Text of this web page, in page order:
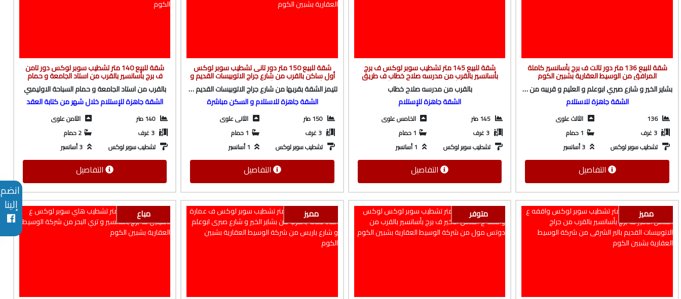
انضم
إلينا
شقة للبيع 136 متر دور تالت ف برج بأسانسير كاملة
المرافق من الوسيط العقارية بشبين الكوم
بشاير الخير و شارع صبري ابوعلم و العثيم و قريبه من شارع باريس
الشقة جاهزة للاستلام
136
الثالث علوى
3 غرف
1 حمام
تشطيب سوبر لوكس
3 أسانسير
التفاصيل
شقة للبيع 145 متر تشطيب سوبر لوكس ف برج
بأسانسير بالقرب من مدرسه صلاح خطاب ف طريق
ميت خاقان من شركة الوسيط العقارية بشبين الكوم
بالقرب من مدرسه صلاح خطاب
الشقة جاهزة للإستلام
145 متر
الخامس علوى
1 حمام
تشطيب سوبر لوكس
التفاصيل
شقة للبيع 150 متر دور تانى تشطيب سوبر لوكس
أول ساكن بالقرب من شارع جراج الاتوبيسات القديم و
شركة الميه بالبر الشرقي ومول العاصمه من
الوسيط العقارية بشبين الكوم
تتيمز الشقة بقربها من شارع جراج الاتوبيسات القديم و شركة الميه بالبر الشرقي و بالقرب من مول العاصمه و المدرسه المتميزه
الشقة جاهزة للاستلام و السكن مباشرة
الثانى علوى
1 حمام
تشطيب سوبر لوكس
التفاصيل
شقة للبيع 140 متر تشطيب سوبر لوكس دور تامن
ف برج بأسانسير بالقرب من استاد الجامعة و حمام
السباحة الاوليمبي من شركة الوسيط العقارية
بشبين الكوم
بالقرب من استاد الجامعة و حمام السباحة الاوليمبي
الشقة جاهزة للإستلام خلال شهر من كتابة العقد
140 متر
الثامن علوى
3 غرف
2 حمام
تشطيب سوبر لوكس
التفاصيل
مميز متوفر مميز مباع